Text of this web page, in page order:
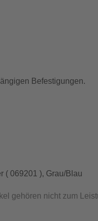
Befestigungen.
( 069201 ), Grau/Blau
gehören nicht zum